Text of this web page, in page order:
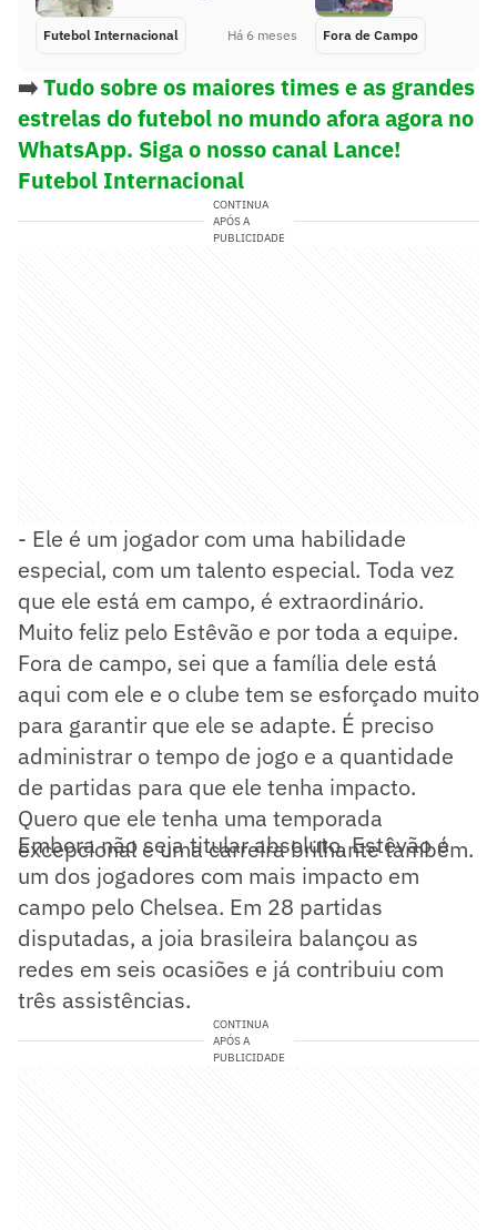
Futebol Internacional Há 6 meses Fora de Campo
➡️Tudo sobre os maiores times e as grandes
estrelas do futebol no mundo afora agora no
WhatsApp. Siga o nosso canal Lance!
Futebol Internacional
CONTINUA
APÓS A
PUBLICIDADE
- Ele é um jogador com uma habilidade
especial, com um talento especial. Toda vez
que ele está em campo, é extraordinário.
Muito feliz pelo Estêvão e por toda a equipe.
Fora de campo, sei que a família dele está
aqui com ele e o clube tem se esforçado muito
para garantir que ele se adapte. É preciso
administrar o tempo de jogo e a quantidade
de partidas para que ele tenha impacto.
Quero que ele tenha uma temporada
excepcional e uma carreira brilhante também.
Embora não seja titular absoluto, Estêvão é
um dos jogadores com mais impacto em
campo pelo Chelsea. Em 28 partidas
disputadas, a joia brasileira balançou as
redes em seis ocasiões e já contribuiu com
três assistências.
CONTINUA
APÓS A
PUBLICIDADE